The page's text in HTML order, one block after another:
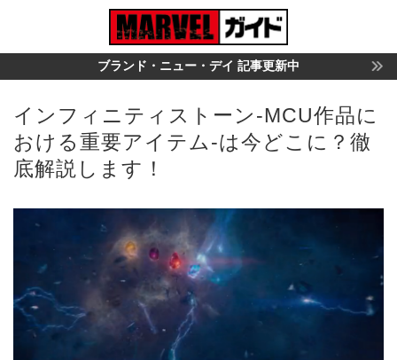
ブランド・ニュー・デイ 記事更新中
インフィニティストーン-MCU作品に
おける重要アイテム-は今どこに？徹
底解説します！